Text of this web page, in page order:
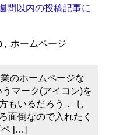
間以内の投稿記事に
ホームページ
のホームページな
マーク(アイコン)を
もいるだろう． し
面倒なので入れたく
ペ […]